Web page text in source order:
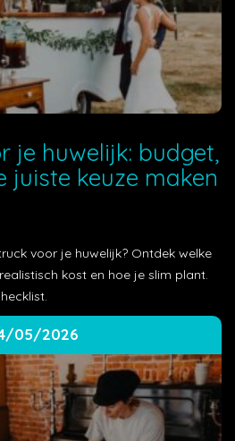
je huwelijk: budget,
juiste keuze maken
voor je huwelijk? Ontdek welke
kost en hoe je slim plant.
05/2026